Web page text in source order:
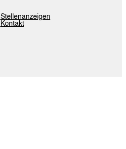
Stellenanzeigen
Kontakt